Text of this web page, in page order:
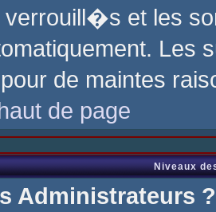
verrouill�s et les
Les
de maintes
de page
Niveaux
Administrateurs ?